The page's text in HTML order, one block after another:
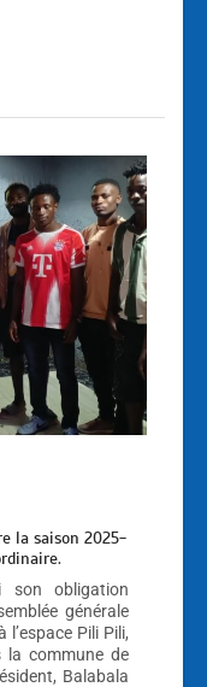
la saison 2025-
son obligation
générale
Pili Pili,
la commune de
Balabala